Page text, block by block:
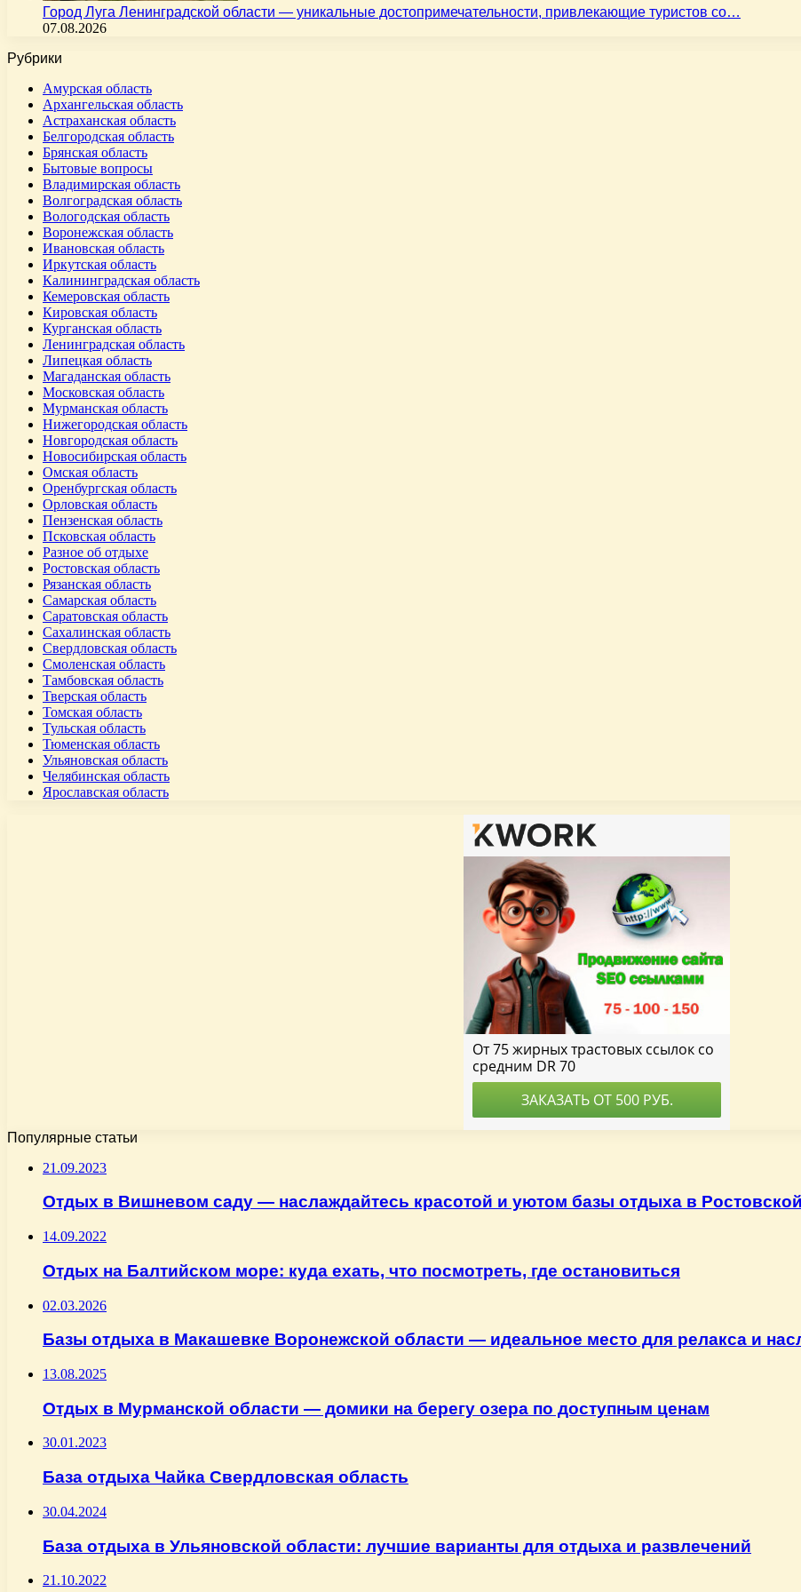
Город Луга Ленинградской области — уникальные достопримечательности, привлекающие туристов со…
07.08.2026
Рубрики
Амурская область
Архангельская область
Астраханская область
Белгородская область
Брянская область
Бытовые вопросы
Владимирская область
Волгоградская область
Вологодская область
Воронежская область
Ивановская область
Иркутская область
Калининградская область
Кемеровская область
Кировская область
Курганская область
Ленинградская область
Липецкая область
Магаданская область
Московская область
Мурманская область
Нижегородская область
Новгородская область
Новосибирская область
Омская область
Оренбургская область
Орловская область
Пензенская область
Псковская область
Разное об отдыхе
Ростовская область
Рязанская область
Самарская область
Саратовская область
Сахалинская область
Свердловская область
Смоленская область
Тамбовская область
Тверская область
Томская область
Тульская область
Тюменская область
Ульяновская область
Челябинская область
Ярославская область
Популярные статьи
21.09.2023
Отдых в Вишневом саду — наслаждайтесь красотой и уютом базы отдыха в
14.09.2022
Отдых на Балтийском море: куда ехать, что посмотреть, где остановиться
02.03.2026
Базы отдыха в Макашевке Воронежской области — идеальное место для релакса и
13.08.2025
Отдых в Мурманской области — домики на берегу озера по доступным ценам
30.01.2023
База отдыха Чайка Свердловская область
30.04.2024
База отдыха в Ульяновской области: лучшие варианты для отдыха и развлечений
21.10.2022